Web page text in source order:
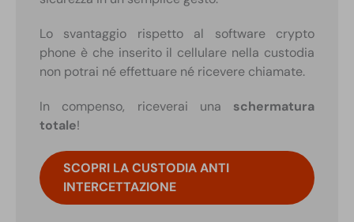
Lo svantaggio rispetto al software crypto
phone è che inserito il cellulare nella custodia
non potrai né effettuare né ricevere chiamate.
In compenso, riceverai una schermatura
totale!
SCOPRI LA CUSTODIA ANTI
INTERCETTAZIONE